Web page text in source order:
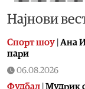
Најнови
Спорт шоу Aна
пари
06.08.2026
Фудбал Мудрик